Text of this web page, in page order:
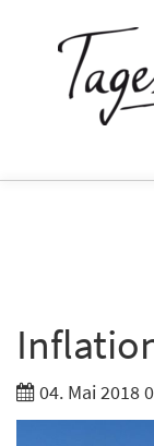
04. Mai 2018
E-Mail*